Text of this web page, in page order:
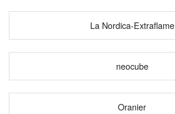
La Nordica-Extraflame
neocube
Oranier